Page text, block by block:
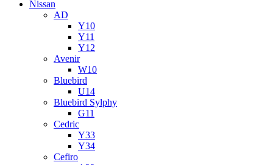
Nissan
AD
Y10
Y11
Y12
Avenir
W10
Bluebird
U14
Bluebird Sylphy
G11
Cedric
Y33
Y34
Cefiro